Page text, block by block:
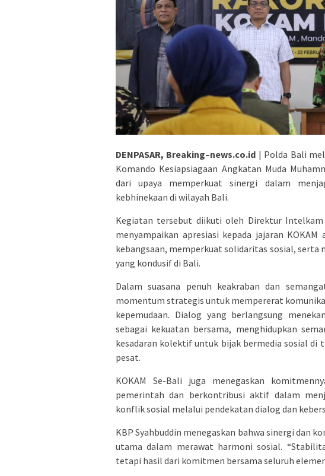
DENPASAR, Breaking–news.co.id | Polda Bali
Komando Kesiapsiagaan Angkatan Muda
dari upaya memperkuat sinergi dalam
kebhinekaan di wilayah Bali.
Kegiatan tersebut diikuti oleh Direktur Intelkam
menyampaikan apresiasi kepada jajaran
kebangsaan, memperkuat solidaritas sosial,
yang kondusif di Bali.
Dalam suasana penuh keakraban dan
momentum strategis untuk mempererat
kepemudaan. Dialog yang berlangsung
sebagai kekuatan bersama, menghidupkan
kesadaran kolektif untuk bijak bermedia sosial di
pesat.
KOKAM Se-Bali juga menegaskan
pemerintah dan berkontribusi aktif dalam
konflik sosial melalui pendekatan dialog dan
KBP Syahbuddin menegaskan bahwa sinergi dan
utama dalam merawat harmoni sosial.
tetapi hasil dari komitmen bersama seluruh